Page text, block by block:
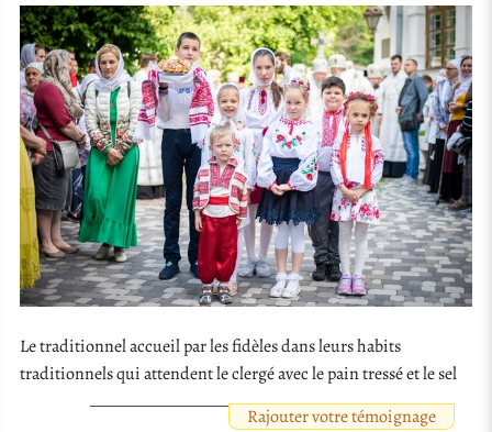
Le traditionnel accueil par les fidèles dans leurs habits
traditionnels qui attendent le clergé avec le pain tressé et le sel
Rajouter votre témoignage